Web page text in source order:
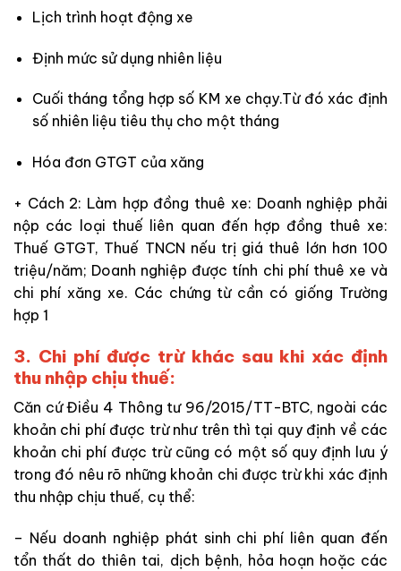
Lịch trình hoạt động xe
Định mức sử dụng nhiên liệu
Cuối tháng tổng hợp số KM xe chạy.Từ đó xác định
số nhiên liệu tiêu thụ cho một tháng
Hóa đơn GTGT của xăng
+ Cách 2: Làm hợp đồng thuê xe: Doanh nghiệp phải
nộp các loại thuế liên quan đến hợp đồng thuê xe:
Thuế GTGT, Thuế TNCN nếu trị giá thuê lớn hơn 100
triệu/năm; Doanh nghiệp được tính chi phí thuê xe và
chi phí xăng xe. Các chứng từ cần có giống Trường
hợp 1
3. Chi phí được trừ khác sau khi xác định
thu nhập chịu thuế:
Căn cứ Điều 4 Thông tư 96/2015/TT-BTC, ngoài các
khoản chi phí được trừ như trên thì tại quy định về các
khoản chi phí được trừ cũng có một số quy định lưu ý
trong đó nêu rõ những khoản chi được trừ khi xác định
thu nhập chịu thuế, cụ thể:
– Nếu doanh nghiệp phát sinh chi phí liên quan đến
tổn thất do thiên tai, dịch bệnh, hỏa hoạn hoặc các